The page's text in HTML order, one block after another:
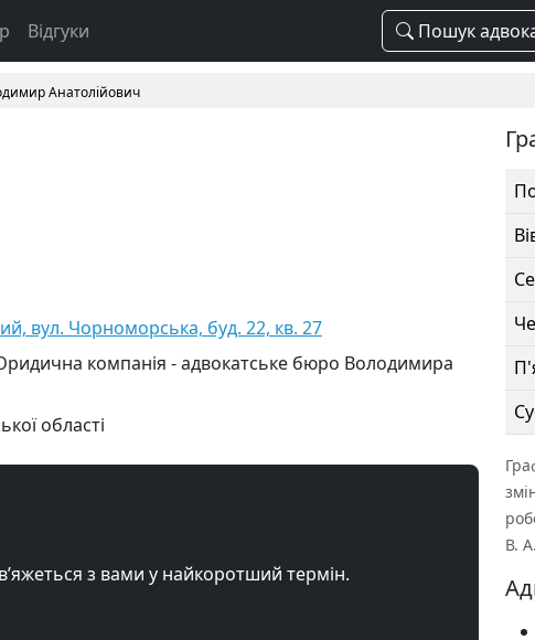
Відгуки Пошук
Анатолійович
вул. Чорноморська, буд. 22, кв. 27
компанія - адвокатське бюро Володимира
області
з вами у найкоротший термін.
В. А.